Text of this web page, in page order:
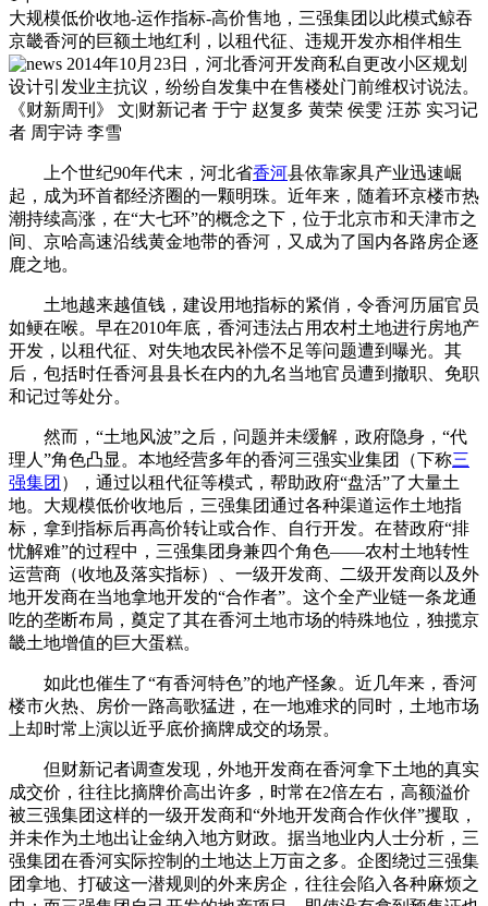
大规模低价收地-运作指标-高价售地，三强集团以此模式鲸吞
京畿香河的巨额土地红利，以租代征、违规开发亦相伴相生
2014年10月23日，河北香河开发商私自更改小区规划
设计引发业主抗议，纷纷自发集中在售楼处门前维权讨说法。
《财新周刊》 文|财新记者 于宁 赵复多 黄荣 侯雯 汪苏 实习记
者 周宇诗 李雪
上个世纪90年代末，河北省香河县依靠家具产业迅速崛
起，成为环首都经济圈的一颗明珠。近年来，随着环京楼市热
潮持续高涨，在“大七环”的概念之下，位于北京市和天津市之
间、京哈高速沿线黄金地带的香河，又成为了国内各路房企逐
鹿之地。
土地越来越值钱，建设用地指标的紧俏，令香河历届官员
如鲠在喉。早在2010年底，香河违法占用农村土地进行房地产
开发，以租代征、对失地农民补偿不足等问题遭到曝光。其
后，包括时任香河县县长在内的九名当地官员遭到撤职、免职
和记过等处分。
然而，“土地风波”之后，问题并未缓解，政府隐身，“代
理人”角色凸显。本地经营多年的香河三强实业集团（下称三
强集团 ），通过以租代征等模式，帮助政府“盘活”了大量土
地。大规模低价收地后，三强集团通过各种渠道运作土地指
标，拿到指标后再高价转让或合作、自行开发。在替政府“排
忧解难”的过程中，三强集团身兼四个角色——农村土地转性
运营商（收地及落实指标）、一级开发商、二级开发商以及外
地开发商在当地拿地开发的“合作者”。这个全产业链一条龙通
吃的垄断布局，奠定了其在香河土地市场的特殊地位，独揽京
畿土地增值的巨大蛋糕。
如此也催生了“有香河特色”的地产怪象。近几年来，香河
楼市火热、房价一路高歌猛进，在一地难求的同时，土地市场
上却时常上演以近乎底价摘牌成交的场景。
但财新记者调查发现，外地开发商在香河拿下土地的真实
成交价，往往比摘牌价高出许多，时常在2倍左右，高额溢价
被三强集团这样的一级开发商和“外地开发商合作伙伴”攫取，
并未作为土地出让金纳入地方财政。据当地业内人士分析，三
强集团在香河实际控制的土地达上万亩之多。企图绕过三强集
团拿地、打破这一潜规则的外来房企，往往会陷入各种麻烦之